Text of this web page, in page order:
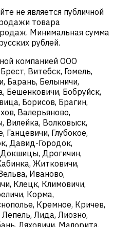
не является публичной
товара
Минимальная сумма
рублей.
компанией ООО
Витебск, Гомель,
Барань, Белыничи,
Бешенковичи, Бобруйск,
Борисов, Брагин,
Валерьяново,
Вилейка, Волковыск,
Глубокое,
Давид-Городок,
Дрогичин,
Житковичи,
Иваново,
Клецк, Климовичи,
Корма,
Кремное, Кричев,
Лида, Лиозно,
Ляховичи, Малорита,